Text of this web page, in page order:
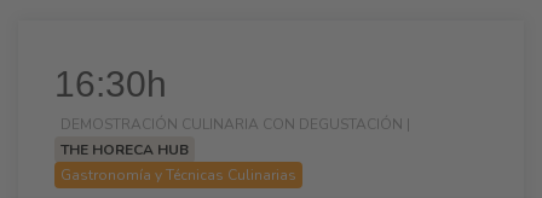
16:30h
DEMOSTRACIÓN CULINARIA CON DEGUSTACIÓN |
THE HORECA HUB
Gastronomía y Técnicas Culinarias